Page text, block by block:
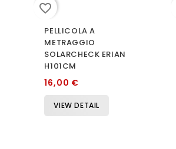
favorite_border
PELLICOLA A
METRAGGIO
SOLARCHECK ERIAN
H101CM
16,00 €
VIEW DETAIL